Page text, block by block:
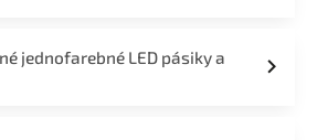
jednofarebné LED pásiky a